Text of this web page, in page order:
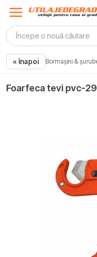
« înapoi Bormașini &
Foarfeca tevi pvc-